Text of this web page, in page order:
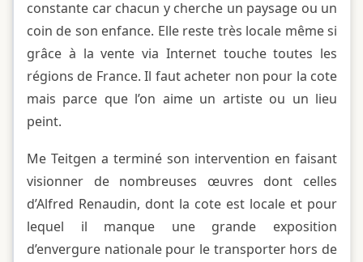
constante car chacun y cherche un paysage ou un
coin de son enfance. Elle reste très locale même si
grâce à la vente via Internet touche toutes les
régions de France. Il faut acheter non pour la cote
mais parce que l’on aime un artiste ou un lieu
peint.
Me Teitgen a terminé son intervention en faisant
visionner de nombreuses œuvres dont celles
d’Alfred Renaudin, dont la cote est locale et pour
lequel il manque une grande exposition
d’envergure nationale pour le transporter hors de